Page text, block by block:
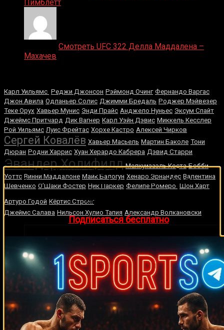
Пимблетт
Смотреть UFC 322 Делла Маддалена –
Махачев
Карл Уильямс Реджи Джонсон Рэймонд Очинг Фернандо Варгас
Джон Авила Одланьер Солис Джимми Бредаль Роджер Мэйвезер
Теке Орух Хавьер Мунис Энди Прайс Анджело Нуньес Эксум Спайт
Джеймс Притчард Дик Вагнер Карл Уэйн Дэвис Миккель Кесслер
Рой Уильямс Луис Фрейтас Хорхе Кастро Алексей Чирков
Сергей Ковалёв Хавьер Масьель Мартин Баколе Тони
Дюран Родни Харрис Хуан Херардо Кабрера Дэвид Старри
Эвандер Холифилд Мелкуизаэль Коста Бобби
Уоттс Винни Маддалоне Майк Балогун Хенаро Эрнандес Валентина
Шевченко О’Шаки Фостер Ник Паркер Фелипе Ромеро Шон Харт
Артуро Годой Кёртис Стронг
Джеймс Салава Нильсон Хулио Тапия Александр Волкановски
🔥 Хочешь зарабатывать на спорте?
Подписывайся на наш Telegram-канал1Sports—
прогнозы на единоборства и другие виды спорта
каждый день!
👉Подписаться бесплатно